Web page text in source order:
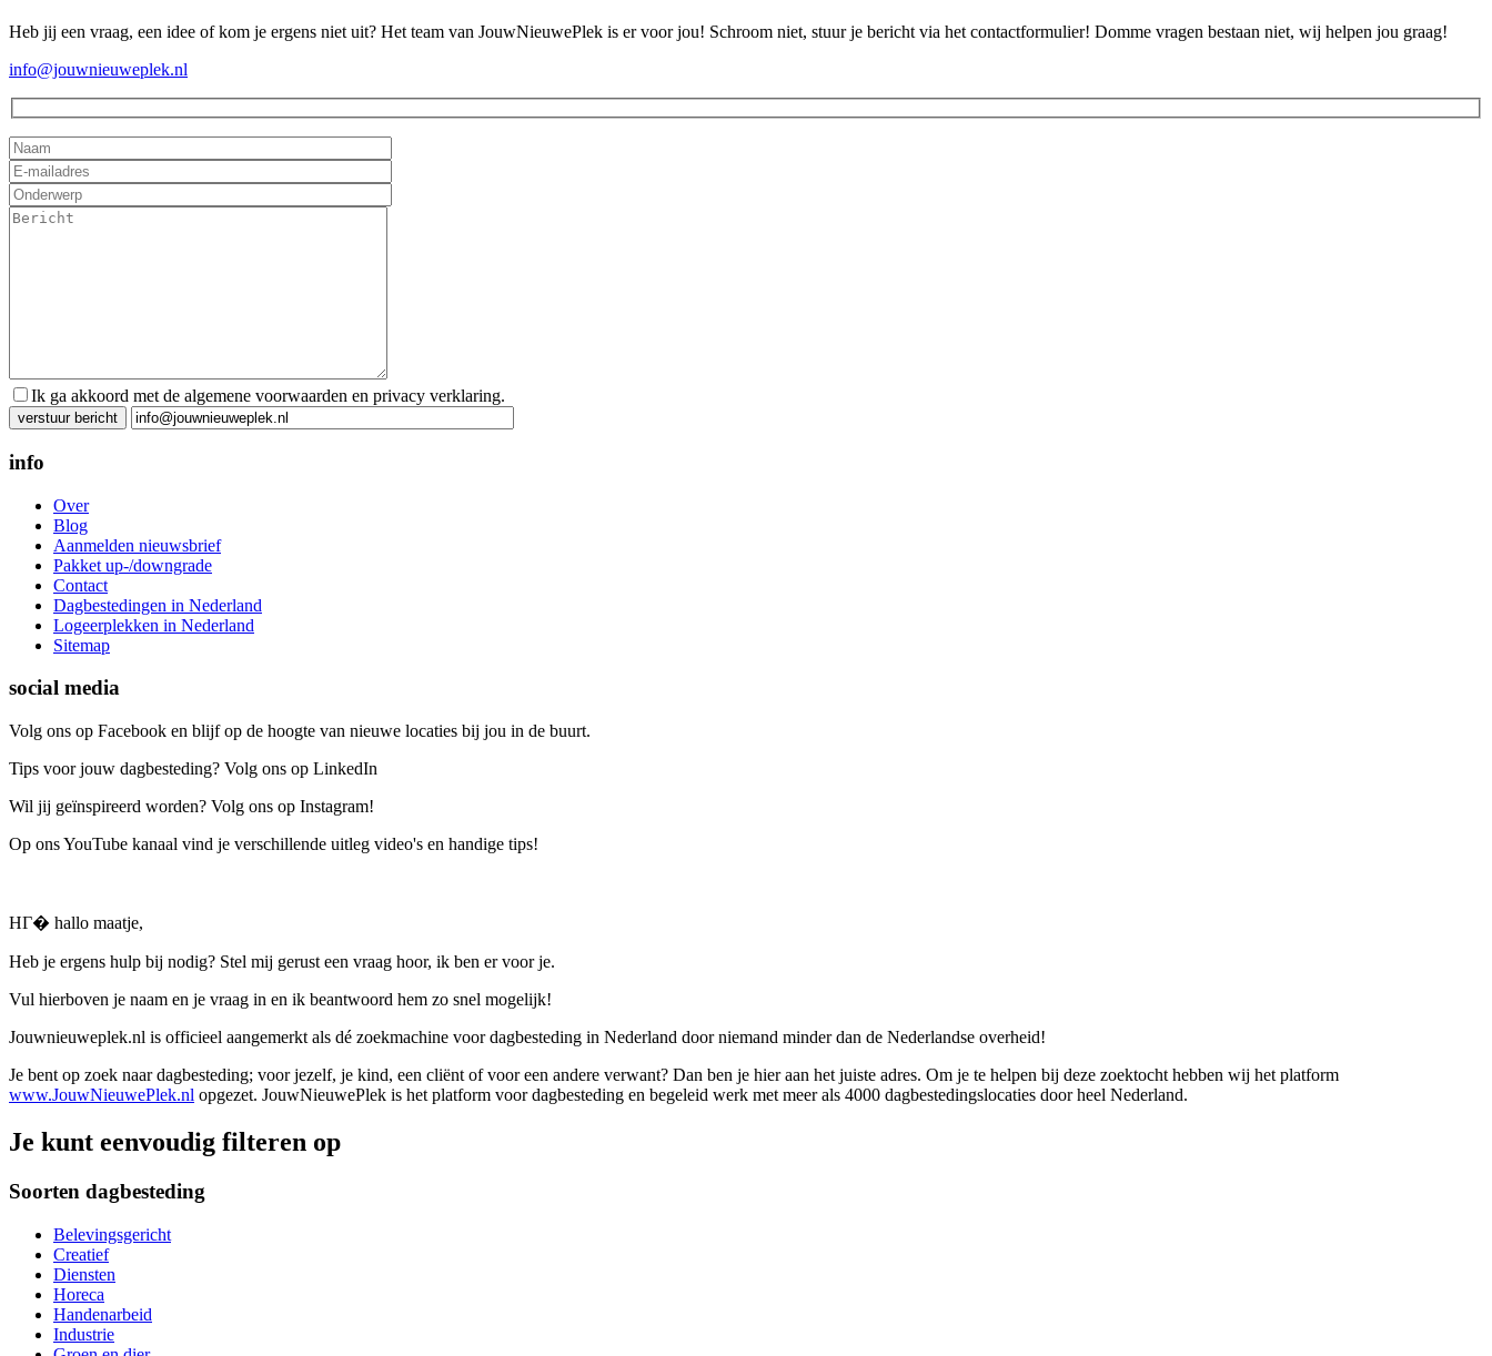
Heb jij een vraag, een idee of kom je ergens niet uit? Het team van JouwNieuwePlek is er voor jou! Schroom niet, stuur je bericht via het contactformulier! Domme vragen bestaan niet, wij helpen jou graag!
info@jouwnieuweplek.nl
Ik ga akkoord met de algemene voorwaarden en privacy verklaring.
Gelieve dit veld leeg te laten.
info
Over
Blog
Aanmelden nieuwsbrief
Pakket up-/downgrade
Contact
Dagbestedingen in Nederland
Logeerplekken in Nederland
Sitemap
social media
Volg ons op Facebook en blijf op de hoogte van nieuwe locaties bij jou in de buurt.
Tips voor jouw dagbesteding? Volg ons op LinkedIn
Wil jij geïnspireerd worden? Volg ons op Instagram!
Op ons YouTube kanaal vind je verschillende uitleg video's en handige tips!
HГ� hallo maatje,
Heb je ergens hulp bij nodig? Stel mij gerust een vraag hoor, ik ben er voor je.
Vul hierboven je naam en je vraag in en ik beantwoord hem zo snel mogelijk!
Jouwnieuweplek.nl is officieel aangemerkt als dé zoekmachine voor dagbesteding in Nederland door niemand minder dan de Nederlandse overheid!
Je bent op zoek naar dagbesteding; voor jezelf, je kind, een cliënt of voor een andere verwant? Dan ben je hier aan het juiste adres. Om je te helpen bij deze zoektocht hebben wij het platform
www.JouwNieuwePlek.nl opgezet. JouwNieuwePlek is het platform voor dagbesteding en begeleid werk met meer als 4000 dagbestedingslocaties door heel Nederland.
Je kunt eenvoudig filteren op
Soorten dagbesteding
Belevingsgericht
Creatief
Diensten
Horeca
Handenarbeid
Industrie